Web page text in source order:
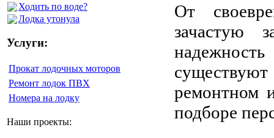
Ходить по воде?
Лодка утонула
Услуги:
Прокат лодочных моторов
Ремонт лодок ПВХ
Номера на лодку
Наши проекты:
От
зачастую
ремонтном
подборе